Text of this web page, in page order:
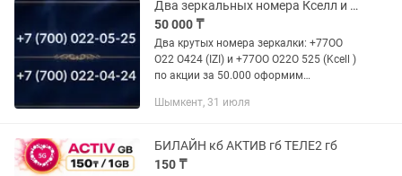
Два зеркальных номера Кселл и IZI
50 000 ₸
Два крутых номера зеркалки: +77ОО
О22 О424 (IZI) и +77ОО О22О 525 (Kcell )
по акции за 50.000 оформим
оформить и в любом городе.
Екы...
Шымкент, 31 июля
БИЛАЙН кб АКТИВ гб ТЕЛЕ2 гб
150 ₸